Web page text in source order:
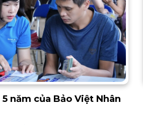
năm của Bảo Việt Nhân